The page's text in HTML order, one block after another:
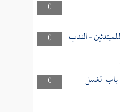
0
0
- الندب
0
الغسل